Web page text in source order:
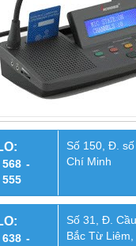
-
Số 150, Đ.
Chí Minh
-
Số 31, Đ.
Bắc Từ